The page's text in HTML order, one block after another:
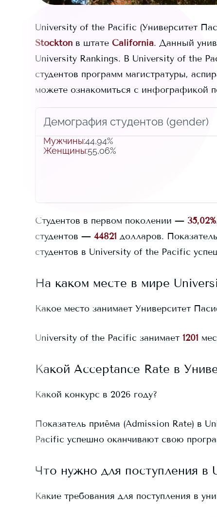
University of the Pacific (Университет
Stockton в штате California. Данный
University Rankings. В University of the
студентов программ магистратуры,
можете ознакомиться с инфографикой
Демография студентов (gender)
Мужчины:44,94%
Женщины:55,06%
Студентов в первом поколении — 35,02%
студентов — 44821 долларов.
студентов в University of the Pacific
На каком месте в мире
Какое место занимает Университет
University of the Pacific занимает 1201
Какой Acceptance Rate в
Какой конкурс в 2026 году?
Показатель приёма (Admission Rate) в
Pacific успешно оканчивают свою
Что нужно для поступления в
Какие требования для поступления в